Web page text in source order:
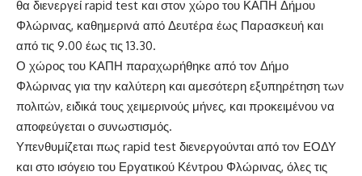
θα διενεργεί rapid test και στον χώρο του ΚΑΠΗ Δήμου
Φλώρινας, καθημερινά από Δευτέρα έως Παρασκευή και
από τις 9.00 έως τις 13.30.
Ο χώρος του ΚΑΠΗ παραχωρήθηκε από τον Δήμο
Φλώρινας για την καλύτερη και αμεσότερη εξυπηρέτηση των
πολιτών, ειδικά τους χειμερινούς μήνες, και προκειμένου να
αποφεύγεται ο συνωστισμός.
Υπενθυμίζεται πως rapid test διενεργούνται από τον ΕΟΔΥ
και στο ισόγειο του Εργατικού Κέντρου Φλώρινας, όλες τις